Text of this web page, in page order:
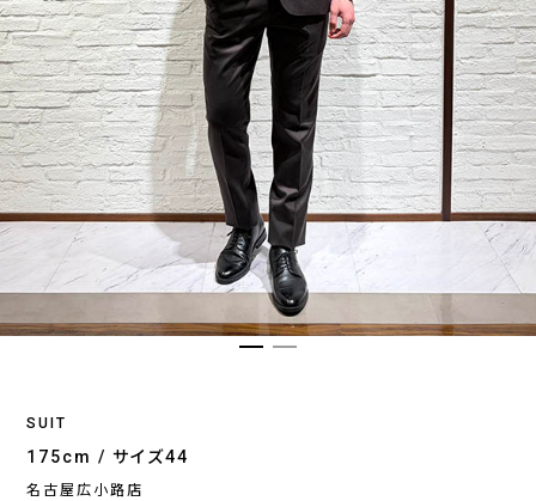
SUIT
175cm / サイズ44
名古屋広小路店